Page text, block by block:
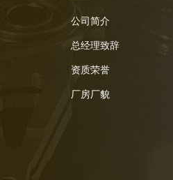
公司简介
总经理致辞
资质荣誉
厂房厂貌